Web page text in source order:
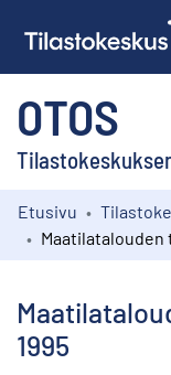
OTOS
Kokoelmat
Etusivu
1995